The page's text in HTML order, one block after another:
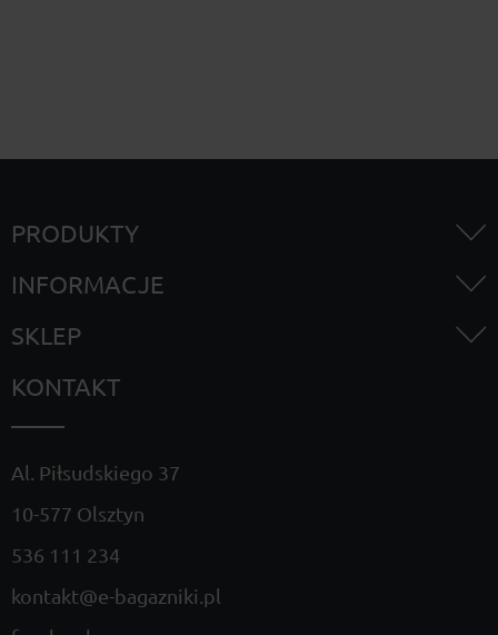
PRODUKTY
INFORMACJE
SKLEP
KONTAKT
Al. Piłsudskiego 37
10-577 Olsztyn
536 111 234
kontakt@e-bagazniki.pl